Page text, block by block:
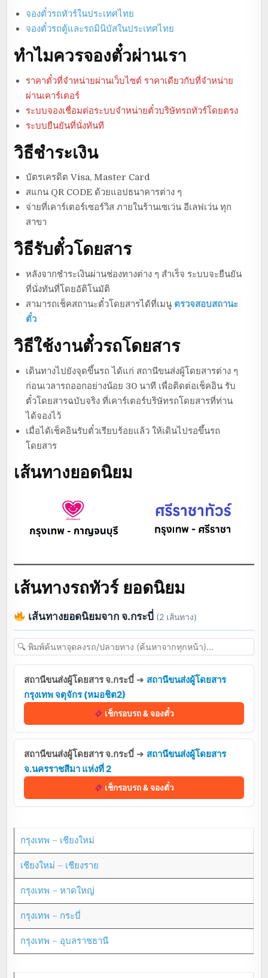
จองตั๋วรถทัวร์ในประเทศไทย
จองตั๋วรถตู้และรถมินิบัสในประเทศไทย
ทำไมควรจองตั๋วผ่านเรา
ราคาตั๋วที่จำหน่ายผ่านเว็บไซต์ ราคาเดียวกับที่จำหน่าย
ผ่านเคาร์เตอร์
ระบบจองเชื่อมต่อระบบจำหน่ายตั๋วบริษัทรถทัวร์โดยตรง
ระบบยืนยันที่นั่งทันที
วิธีชำระเงิน
บัตรเครดิต Visa, Master Card
สแกน QR CODE ด้วยแอปธนาคารต่าง ๆ
จ่ายที่เคาร์เตอร์เซอร์วิส ภายในร้านเซเว่น อีเลฟเว่น ทุก
สาขา
วิธีรับตั๋วโดยสาร
หลังจากชำระเงินผ่านช่องทางต่าง ๆ สำเร็จ ระบบจะยืนยัน
ที่นั่งทันที่โดยอัติโนมัติ
สามารถเช็คสถานะตั๋วโดยสารได้ที่เมนู ตรวจสอบสถานะ
ตั๋ว
วิธีใช้งานตั๋วรถโดยสาร
เดินทางไปยังจุดขึ้นรถ ได้แก่ สถานีขนส่งผู้โดยสารต่าง ๆ
ก่อนเวลารถออกอย่างน้อย 30 นาที เพื่อติดต่อเช็คอิน รับ
ตั๋วโดยสารฉบับจริง ที่เคาร์เตอร์บริษัทรถโดยสารที่ท่าน
ได้จองไว้
เมื่อได้เช็คอินรับตั๋วเรียบร้อยแล้ว ให้เดินไปรอขึ้นรถ
โดยสาร
เส้นทางยอดนิยม
เส้นทางรถทัวร์ ยอดนิยม
เส้นทางยอดนิยมจาก จ.กระบี่ (2 เส้นทาง)
สถานีขนส่งผู้โดยสาร จ.กระบี่ ➔ สถานีขนส่งผู้โดยสาร
กรุงเทพ จตุจักร (หมอชิต2)
เช็กรอบรถ & จองตั๋ว
สถานีขนส่งผู้โดยสาร จ.กระบี่ ➔ สถานีขนส่งผู้โดยสาร
จ.นครราชสีมา แห่งที่ 2
เช็กรอบรถ & จองตั๋ว
กรุงเทพ – เชียงใหม่
เชียงใหม่ – เชียงราย
กรุงเทพ – หาดใหญ่
กรุงเทพ – กระบี่
กรุงเทพ – อุบลราชธานี